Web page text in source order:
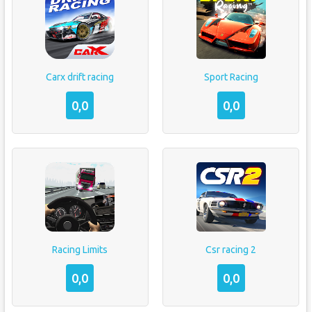
Carx drift racing
0,0
Sport Racing
0,0
Racing Limits
0,0
Csr racing 2
0,0